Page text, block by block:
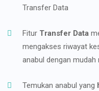
Transfer Data
Fitur Transfer Data
mengakses riwayat
anabul dengan mudah
Temukan anabul yang